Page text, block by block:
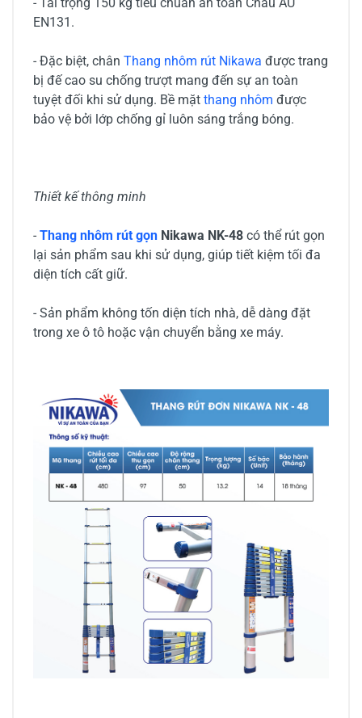
EN131.
- Đặc biệt, chân Thang nhôm rút Nikawa được trang
bị đế cao su chống trượt mang đến sự an toàn
tuyệt đối khi sử dụng. Bề mặt thang nhôm được
bảo vệ bởi lớp chống gỉ luôn sáng trắng bóng.
Thiết kế thông minh
- Thang nhôm rút gọn Nikawa NK-48 có thể rút gọn
lại sản phẩm sau khi sử dụng, giúp tiết kiệm tối đa
diện tích cất giữ.
- Sản phẩm không tốn diện tích nhà, dễ dàng đặt
trong xe ô tô hoặc vận chuyển bằng xe máy.